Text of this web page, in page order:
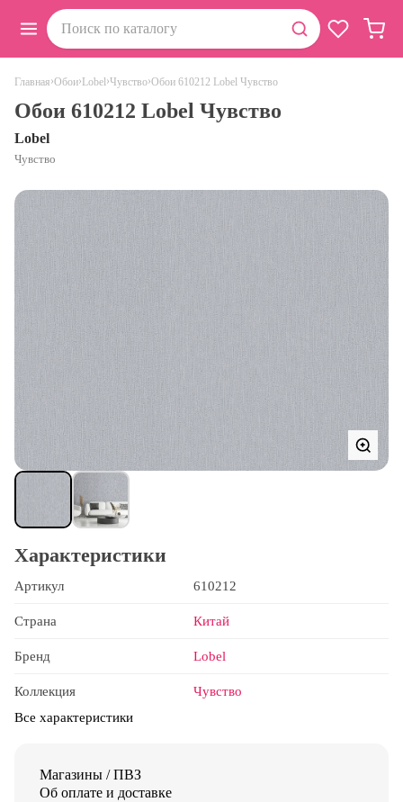
Главная›Обои› Lobel›Чувство›Обои 610212 Lobel Чувство
Обои 610212 Lobel Чувство
Lobel
Чувство
Характеристики
Артикул 610212
Страна Китай
Бренд Lobel
Коллекция
Чувство
Все характеристики
Магазины / ПВЗ
Об оплате и доставке